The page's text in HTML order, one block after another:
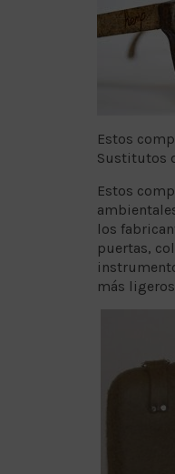
Estos
Sustitutos
Estos
los
puertas,
más